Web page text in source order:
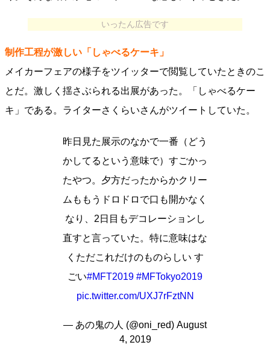
いったん広告です
制作工程が激しい「しゃべるケーキ」
メイカーフェアの様子をツイッターで閲覧していたときのこ
とだ。激しく揺さぶられる出展があった。「しゃべるケー
キ」である。ライターさくらいさんがツイートしていた。
昨日見た展示のなかで一番（どう
かしてるという意味で）すごかっ
たやつ。夕方だったからかクリー
ムももうドロドロで口も開かなく
なり、2日目もデコレーションし
直すと言っていた。特に意味はな
くただこれだけのものらしい す
ごい#MFT2019 #MFTokyo2019
pic.twitter.com/UXJ7rFztNN
— あの鬼の人 (@oni_red) August
4, 2019